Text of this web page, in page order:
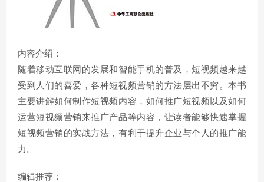
内容介绍：
随着移动互联网的发展和智能手机的普及，短视频越来越
受到人们的喜爱，各种短视频营销的方法层出不穷。本书
主要讲解如何制作短视频内容，如何推广短视频以及如何
运营短视频营销来推广产品等内容，让读者能够快速掌握
短视频营销的实战方法，有利于提升企业与个人的推广能
力。
编辑推荐：